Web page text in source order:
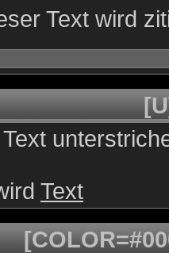
Text wird
Text